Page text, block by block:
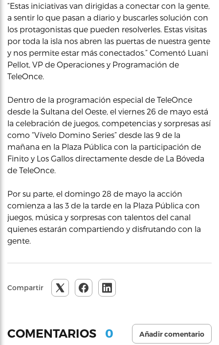
“Estas iniciativas van dirigidas a conectar con la gente,
a sentir lo que pasan a diario y buscarles solución con
los protagonistas que pueden resolverles. Estas visitas
por toda la isla nos abren las puertas de nuestra gente
y nos permite estar más conectados.” Comentó Luani
Pellot, VP de Operaciones y Programación de
TeleOnce.
Dentro de la programación especial de TeleOnce
desde la Sultana del Oeste, el viernes 26 de mayo está
la celebración de juegos, competencias y sorpresas así
como “Vívelo Domino Series” desde las 9 de la
mañana en la Plaza Pública con la participación de
Finito y Los Gallos directamente desde de La Bóveda
de TeleOnce.
Por su parte, el domingo 28 de mayo la acción
comienza a las 3 de la tarde en la Plaza Pública con
juegos, música y sorpresas con talentos del canal
quienes estarán compartiendo y disfrutando con la
gente.
Compartir
COMENTARIOS 0 Añadir comentario